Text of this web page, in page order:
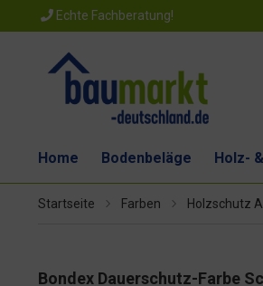
Echte Fachberatung!
Home Bodenbeläge Holz-
Startseite Farben Holzschutz
Bondex Dauerschutz-Farbe